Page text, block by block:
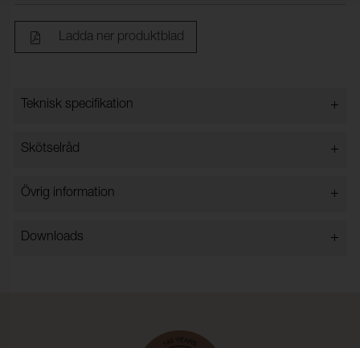
Ladda ner produktblad
Teknisk specifikation +
Martindale:
Färghärdighet mot
Skötselråd +
Övrig information +
Downloads +